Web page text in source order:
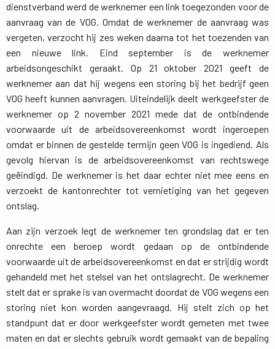
dienstverband werd de werknemer een link toegezonden voor de
aanvraag van de VOG. Omdat de werknemer de aanvraag was
vergeten, verzocht hij zes weken daarna tot het toezenden van
een nieuwe link. Eind september is de werknemer
arbeidsongeschikt geraakt. Op 21 oktober 2021 geeft de
werknemer aan dat hij wegens een storing bij het bedrijf geen
VOG heeft kunnen aanvragen. Uiteindelijk deelt werkgeefster de
werknemer op 2 november 2021 mede dat de ontbindende
voorwaarde uit de arbeidsovereenkomst wordt ingeroepen
omdat er binnen de gestelde termijn geen VOG is ingediend. Als
gevolg hiervan is de arbeidsovereenkomst van rechtswege
geëindigd. De werknemer is het daar echter niet mee eens en
verzoekt de kantonrechter tot vernietiging van het gegeven
ontslag.
Aan zijn verzoek legt de werknemer ten grondslag dat er ten
onrechte een beroep wordt gedaan op de ontbindende
voorwaarde uit de arbeidsovereenkomst en dat er strijdig wordt
gehandeld met het stelsel van het ontslagrecht. De werknemer
stelt dat er sprake is van overmacht doordat de VOG wegens een
storing niet kon worden aangevraagd. Hij stelt zich op het
standpunt dat er door werkgeefster wordt gemeten met twee
maten en dat er slechts gebruik wordt gemaakt van de bepaling